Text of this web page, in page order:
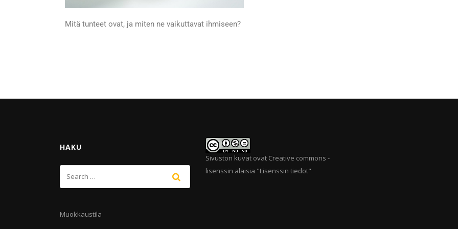
Mitä tunteet ovat, ja miten ne vaikuttavat ihmiseen?
HAKU
Muokkaustila
Sivuston kuvat ovat Creative commons -
lisenssin alaisia "Lisenssin tiedot"